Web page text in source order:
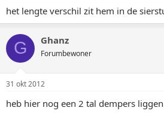
het lengte verschil zit hem in de
G Ghanz
Forumbewoner
31 okt 2012
heb hier nog een 2 tal dempers